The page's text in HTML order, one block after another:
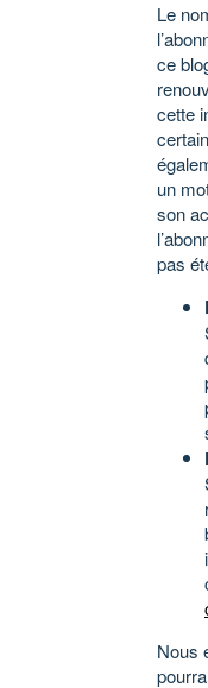
Le
ce
cette
un
son
pas
Nous